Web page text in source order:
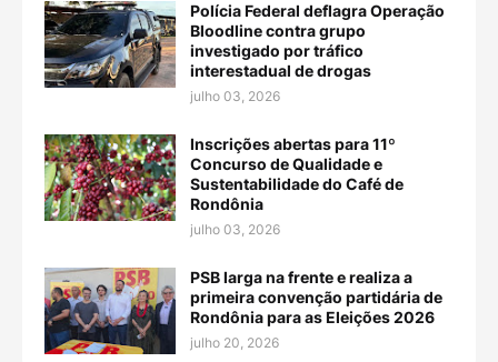
Polícia Federal deflagra Operação
Bloodline contra grupo
investigado por tráfico
interestadual de drogas
julho 03, 2026
Inscrições abertas para 11º
Concurso de Qualidade e
Sustentabilidade do Café de
Rondônia
julho 03, 2026
PSB larga na frente e realiza a
primeira convenção partidária de
Rondônia para as Eleições 2026
julho 20, 2026